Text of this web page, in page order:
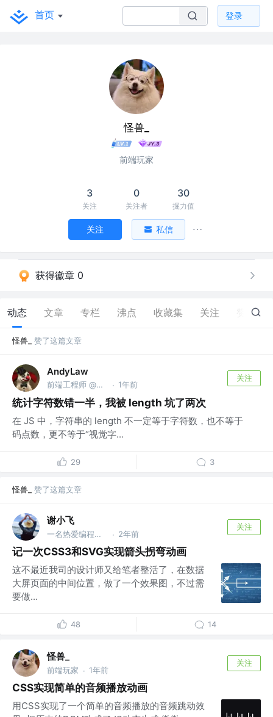
首页 登录
怪兽_
前端玩家
3
关注
0
关注者
30
掘力值
关注 私信
获得徽章 0
动态 文章 专栏 沸点 收藏集 关注 6
怪兽_ 赞了这篇文章
AndyLaw
前端工程师 @某公司 · 1年前
关注
统计字符数错一半，我被 length 坑了两次
在 JS 中，字符串的 length 不一定等于字符数，也不等于
码点数，更不等于“视觉字...
29 3
怪兽_ 赞了这篇文章
谢小飞
一名热爱编程的前端工程师 @公众号：前端壹读 · 2年前
关注
记一次CSS3和SVG实现箭头拐弯动画
这不最近我司的设计师又给笔者整活了，在数据
大屏页面的中间位置，做了一个效果图，不过需
要做...
48 14
怪兽_
前端玩家 · 1年前
关注
CSS实现简单的音频播放动画
用CSS实现了一个简单的音频播放的音频跳动效